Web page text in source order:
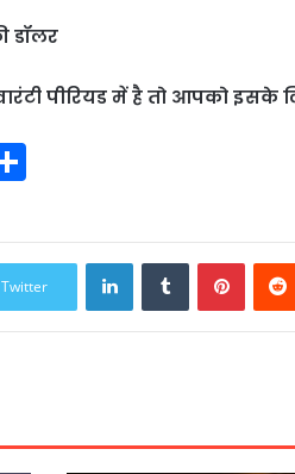
डॉलर
पीरियड में है तो आपको इसके
ar
e
Twitter
LinkedInTumblr